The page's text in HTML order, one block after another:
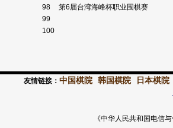
98
第6届台湾海峰杯职业围棋赛
99
100
友情链接： 中国棋院 韩国棋院 日本棋院
《中华人民共和国电信